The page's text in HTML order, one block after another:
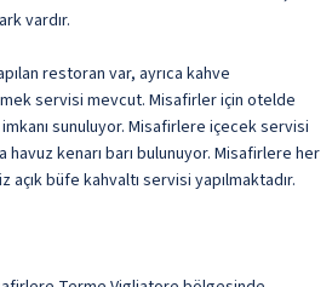
vardır.
restoran var, ayrıca kahve
servisi mevcut. Misafirler için otelde
sunuluyor. Misafirlere içecek servisi
kenarı barı bulunuyor. Misafirlere her
açık büfe kahvaltı servisi yapılmaktadır.